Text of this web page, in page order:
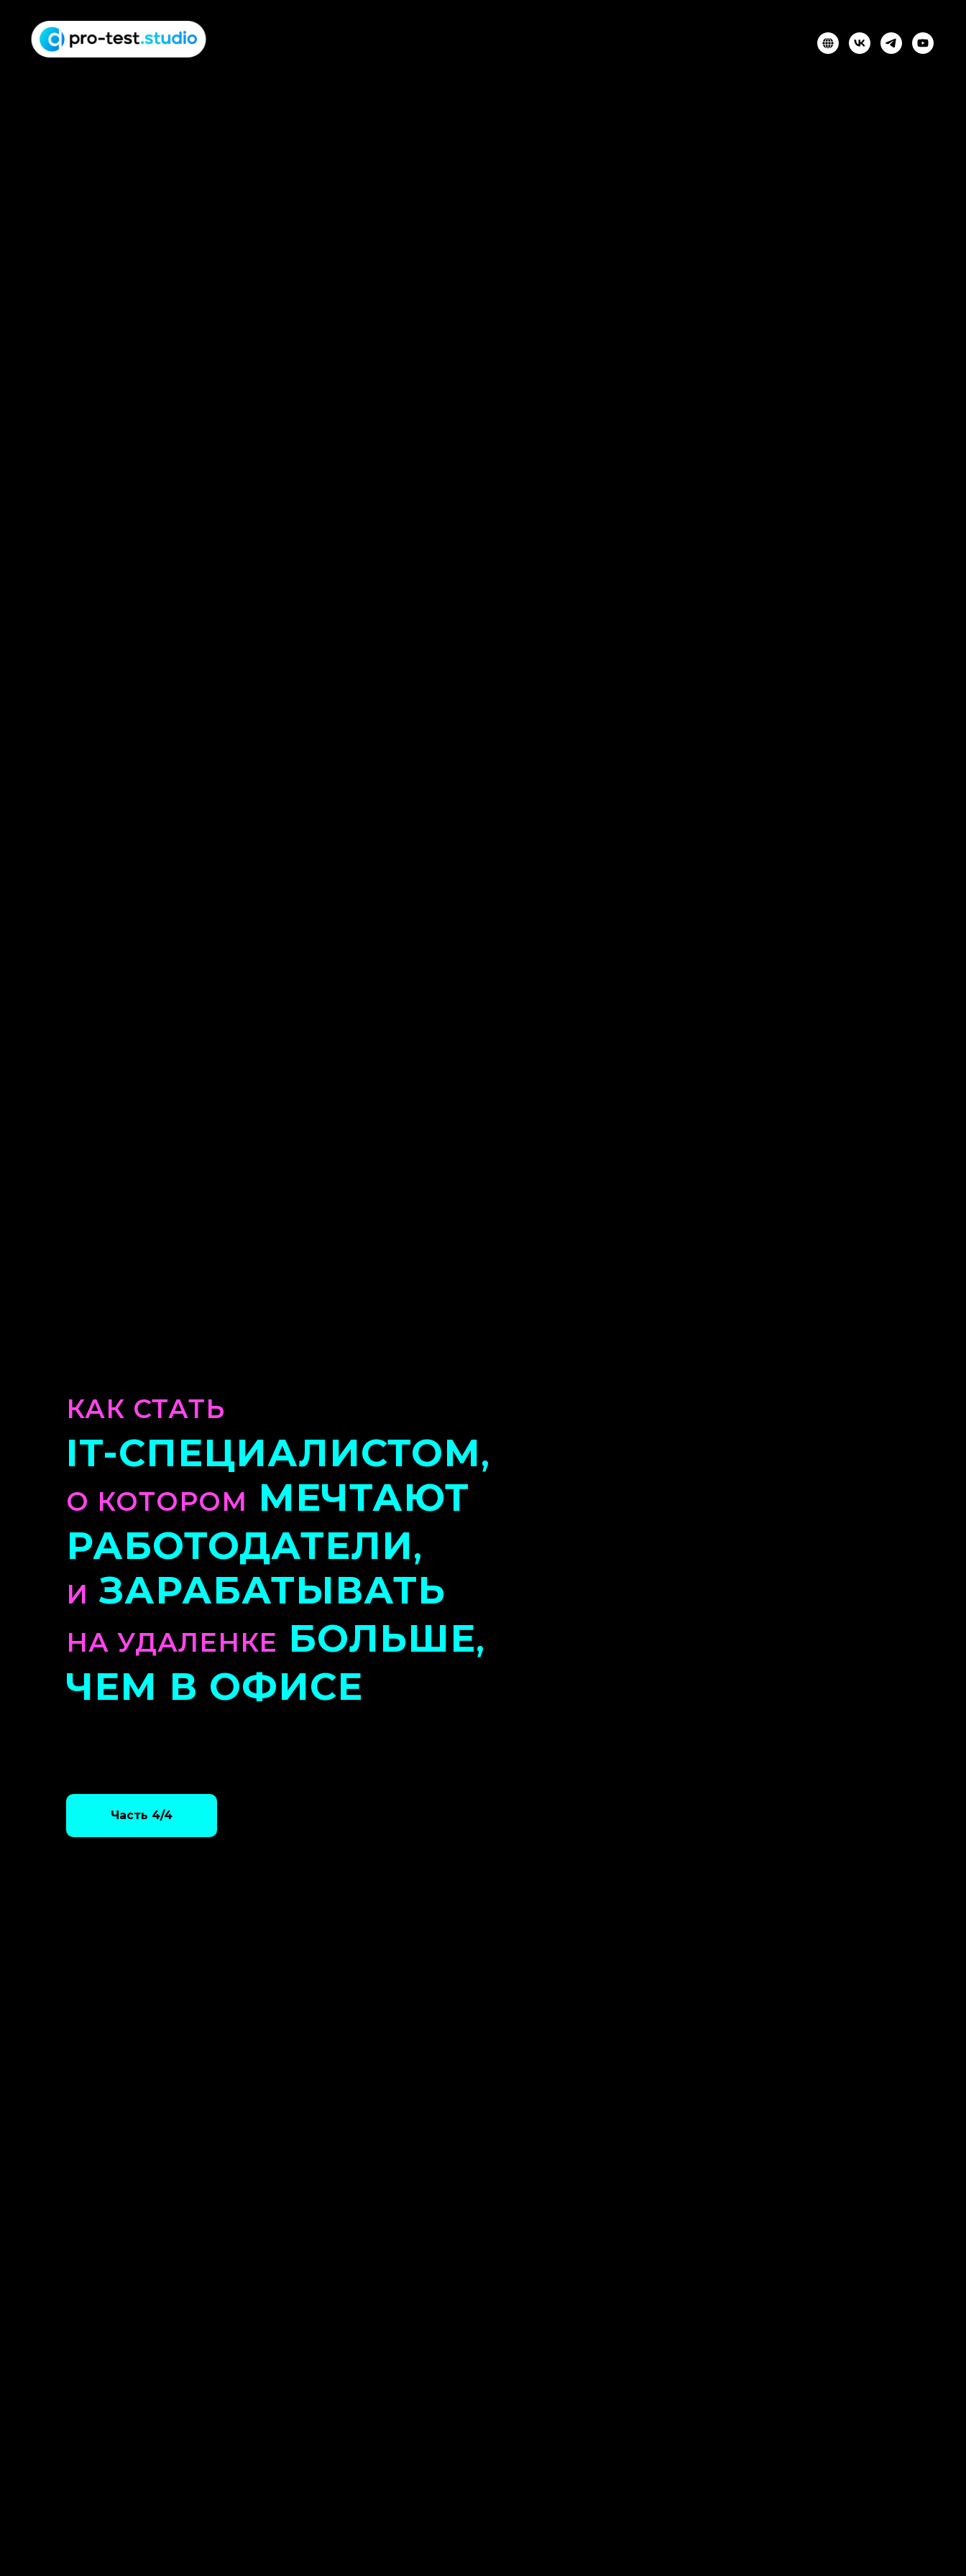
КАК СТАТЬ
IT-СПЕЦИАЛИСТОМ,
О КОТОРОМ МЕЧТАЮТ
РАБОТОДАТЕЛИ,
И ЗАРАБАТЫВАТЬ
НА УДАЛЕНКЕ БОЛЬШЕ,
ЧЕМ В ОФИСЕ
Часть 4/4